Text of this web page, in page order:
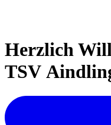
Herzlich
TSV